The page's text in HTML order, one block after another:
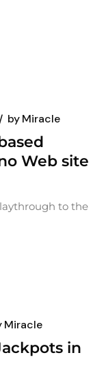
byMiracle
Web site
to the
Miracle
in